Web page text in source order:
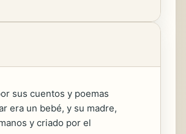
sus cuentos y poemas
era un bebé, y su madre,
y criado por el